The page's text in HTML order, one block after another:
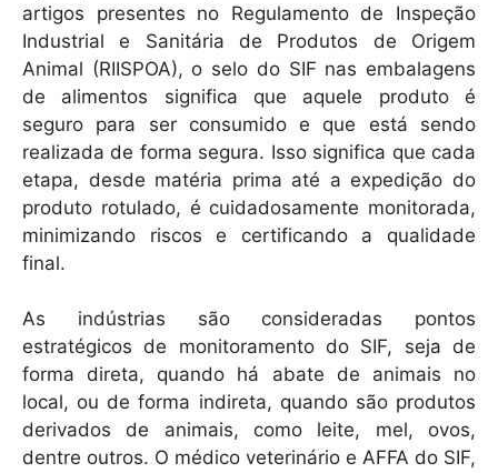
artigos presentes no Regulamento de Inspeção
Industrial e Sanitária de Produtos de Origem
Animal (RIISPOA), o selo do SIF nas embalagens
de alimentos significa que aquele produto é
seguro para ser consumido e que está sendo
realizada de forma segura. Isso significa que cada
etapa, desde matéria prima até a expedição do
produto rotulado, é cuidadosamente monitorada,
minimizando riscos e certificando a qualidade
final.
As indústrias são consideradas pontos
estratégicos de monitoramento do SIF, seja de
forma direta, quando há abate de animais no
local, ou de forma indireta, quando são produtos
derivados de animais, como leite, mel, ovos,
dentre outros. O médico veterinário e AFFA do SIF,